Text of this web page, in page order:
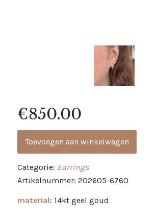
€850.00
Toevoegen aan winkelwagen
Categorie: Earrings
Artikelnummer: 202605-6760
material: 14kt geel goud